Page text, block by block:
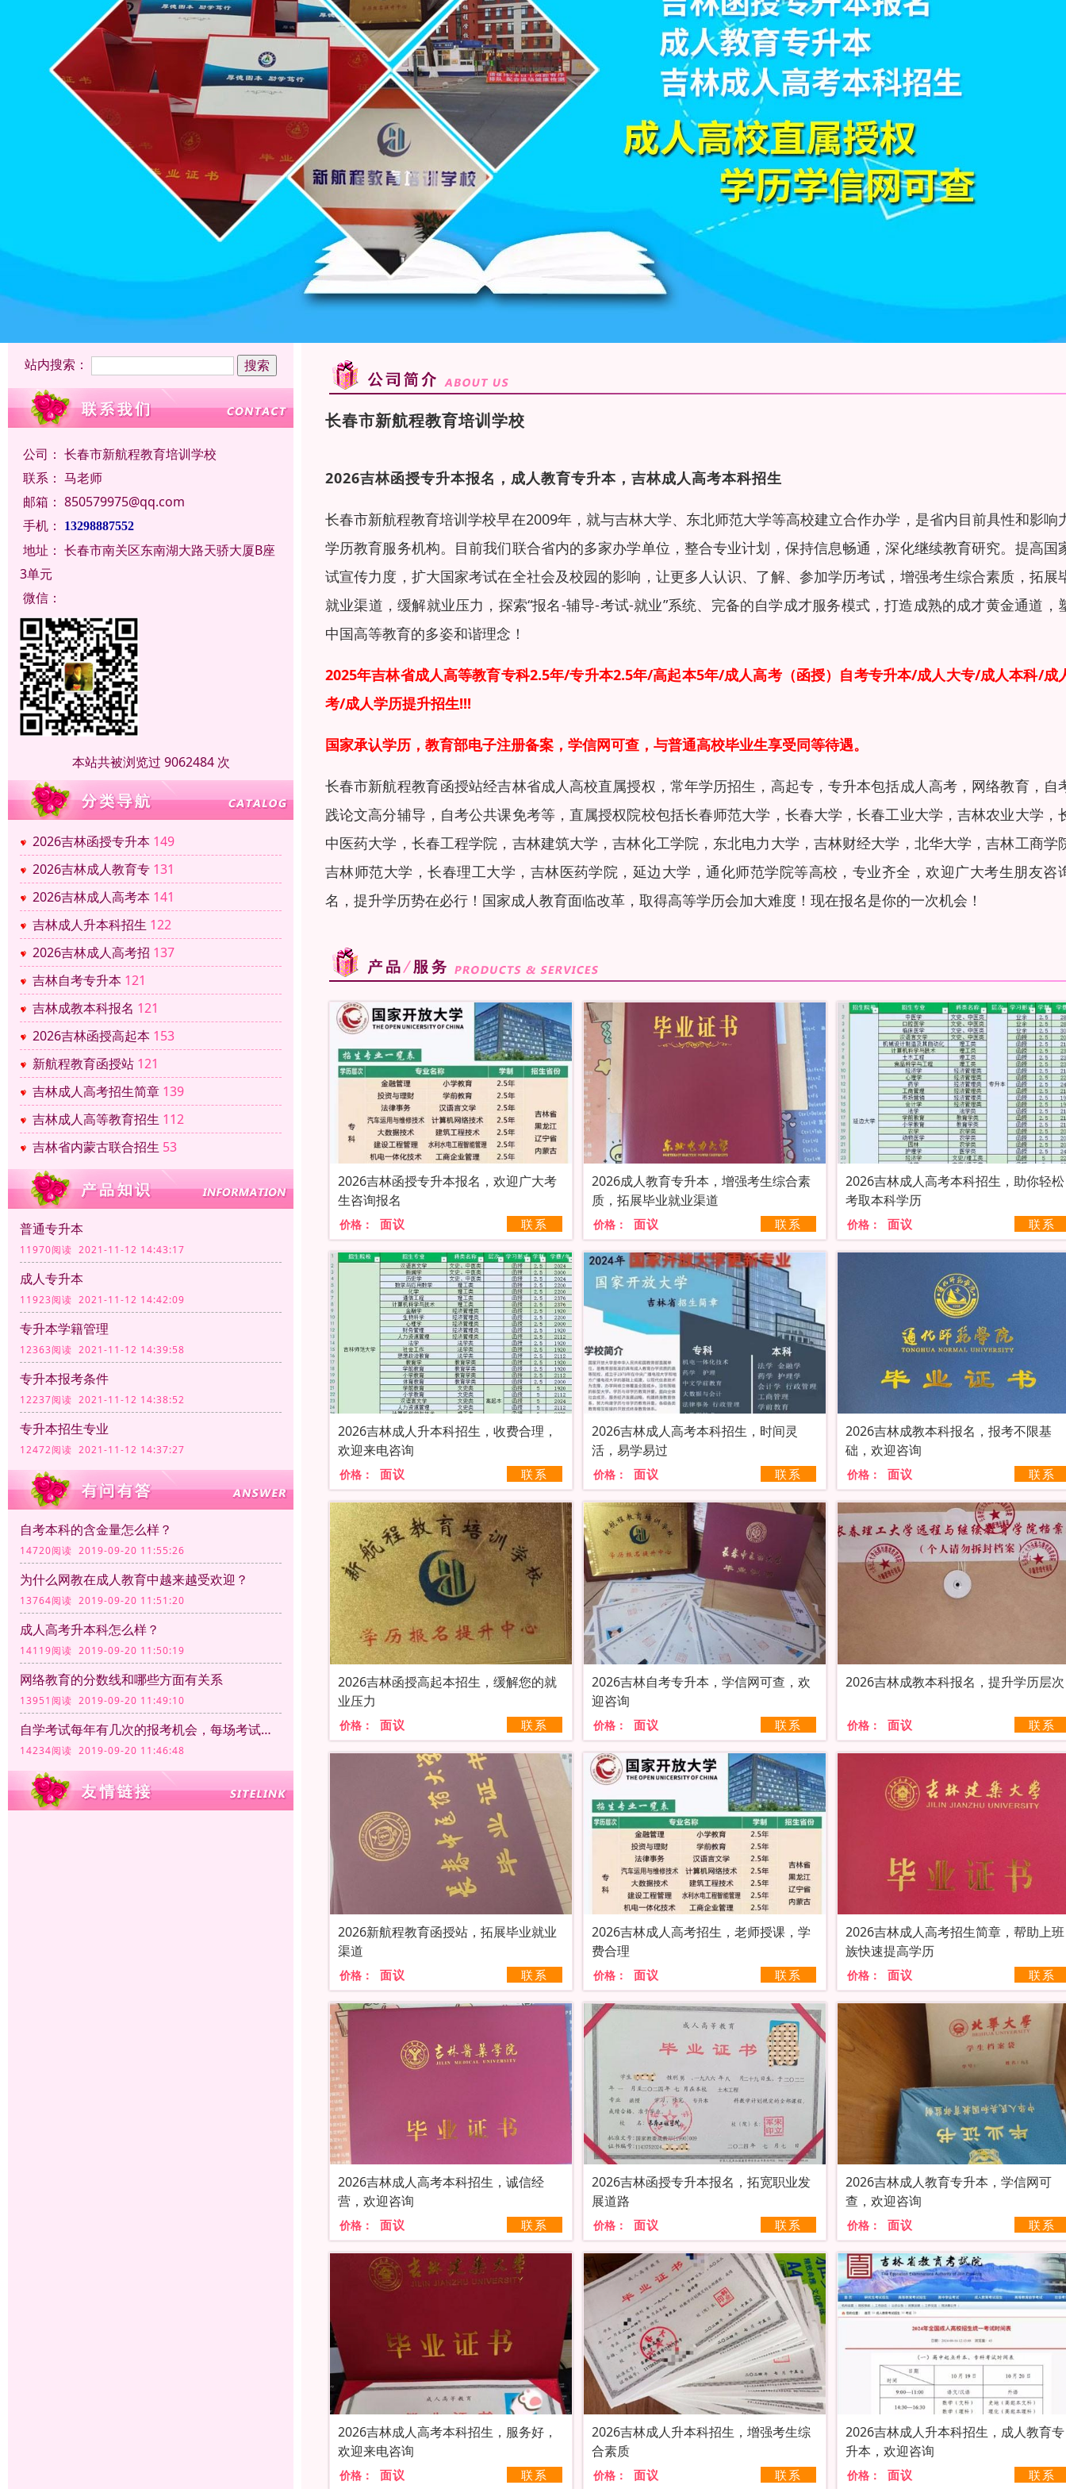
站内搜索：
公司： 长春市新航程教育培训学校
联系： 马老师
邮箱： 850579975@qq.com
手机：
13298887552
地址： 长春市南关区东南湖大路天骄大厦B座
3单元
微信：
本站共被浏览过 9062484 次
2026吉林函授专升本 149
2026吉林成人教育专 131
2026吉林成人高考本 141
吉林成人升本科招生 122
2026吉林成人高考招 137
吉林自考专升本 121
吉林成教本科报名 121
2026吉林函授高起本 153
新航程教育函授站 121
吉林成人高考招生简章 139
吉林成人高等教育招生 112
吉林省内蒙古联合招生 53
普通专升本
11970阅读 2021-11-12 14:43:17
成人专升本
11923阅读 2021-11-12 14:42:09
专升本学籍管理
12363阅读 2021-11-12 14:39:58
专升本报考条件
12237阅读 2021-11-12 14:38:52
专升本招生专业
12472阅读 2021-11-12 14:37:27
自考本科的含金量怎么样？
14720阅读 2019-09-20 11:55:26
为什么网教在成人教育中越来越受欢迎？
13764阅读 2019-09-20 11:51:20
成人高考升本科怎么样？
14119阅读 2019-09-20 11:50:19
网络教育的分数线和哪些方面有关系
13951阅读 2019-09-20 11:49:10
自学考试每年有几次的报考机会，每场考试的时间和满分分别是多少
14234阅读 2019-09-20 11:46:48
长春市新航程教育培训学校
2026吉林函授专升本报名，成人教育专升本，吉林成人高考本科招生
长春市新航程教育培训学校早在2009年，就与吉林大学、东北师范大学等高校建立合作办学，是省内目前具性和影响
学历教育服务机构。目前我们联合省内的多家办学单位，整合专业计划，保持信息畅通，深化继续教育研究。提高国
试宣传力度，扩大国家考试在全社会及校园的影响，让更多人认识、了解、参加学历考试，增强考生综合素质，拓展
就业渠道，缓解就业压力，探索“报名-辅导-考试-就业”系统、完备的自学成才服务模式，打造成熟的成才黄金通道，
中国高等教育的多姿和谐理念！
2025年吉林省成人高等教育专科2.5年/专升本2.5年/高起本5年/成人高考（函授） 自考专升本/成人大专/成人本科/成
考/成人学历提升招生!!!
国家承认学历，教育部电子注册备案，学信网可查，与普通高校毕业生享受同等待遇。
长春市新航程教育函授站经吉林省成人高校直属授权，常年学历招生，高起专，专升本包括成人高考，网络教育，自
践论文高分辅导，自考公共课免考等，直属授权院校包括长春师范大学，长春大学，长春工业大学，吉林农业大学，
中医药大学，长春工程学院，吉林建筑大学，吉林化工学院，东北电力大学，吉林财经大学，北华大学，吉林工商学
吉林师范大学，长春理工大学，吉林医药学院，延边大学，通化师范学院等高校，专业齐全，欢迎广大考生朋友咨
名，提升学历势在必行！国家成人教育面临改革，取得高等学历会加大难度！现在报名是你的一次机会！
2026吉林函授专升本报名，欢迎广大考
生咨询报名
价格： 面议 联系
2026成人教育专升本，增强考生综合素
质，拓展毕业就业渠道
价格： 面议 联系
2026吉林成人高考本科招生，助你轻松
考取本科学历
价格： 面议 联系
2026吉林成人升本科招生，收费合理，
欢迎来电咨询
价格： 面议 联系
2026吉林成人高考本科招生，时间灵
活，易学易过
价格： 面议 联系
2026吉林成教本科报名，报考不限基
础，欢迎咨询
价格： 面议 联系
2026吉林函授高起本招生，缓解您的就
业压力
价格： 面议 联系
2026吉林自考专升本，学信网可查，欢
迎咨询
价格： 面议 联系
2026吉林成教本科报名，提升学历层次
价格： 面议 联系
2026新航程教育函授站，拓展毕业就业
渠道
价格： 面议 联系
2026吉林成人高考招生，老师授课，学
费合理
价格： 面议 联系
2026吉林成人高考招生简章，帮助上班
族快速提高学历
价格： 面议 联系
2026吉林成人高考本科招生，诚信经
营，欢迎咨询
价格： 面议 联系
2026吉林函授专升本报名，拓宽职业发
展道路
价格： 面议 联系
2026吉林成人教育专升本，学信网可
查，欢迎咨询
价格： 面议 联系
2026吉林成人高考本科招生，服务好，
欢迎来电咨询
价格： 面议 联系
2026吉林成人升本科招生，增强考生综
合素质
价格： 面议 联系
2026吉林成人升本科招生，成人教育专
升本，欢迎咨询
价格： 面议 联系